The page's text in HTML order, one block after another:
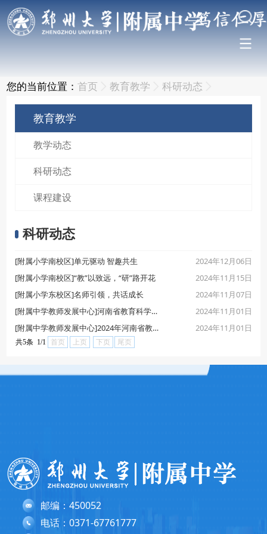
您的当前位置：首页 教育教学 科研动态
教育教学
教学动态
科研动态
课程建设
科研动态
[附属小学南校区]单元驱动 智趣共生
2024年12月06日
[附属小学南校区]“教”以致远，“研”路开花
2024年11月15日
[附属小学东校区]名师引领，共话成长
2024年11月07日
[附属中学教师发展中心]河南省教育科学规划课题2024年度结项验收
2024年11月01日
[附属中学教师发展中心]2024年河南省教育规划一般课题立项结果公布
2024年11月01日
共5条 1/1 首页 上页 下页 尾页
邮编：450052
电话：0371-67761777